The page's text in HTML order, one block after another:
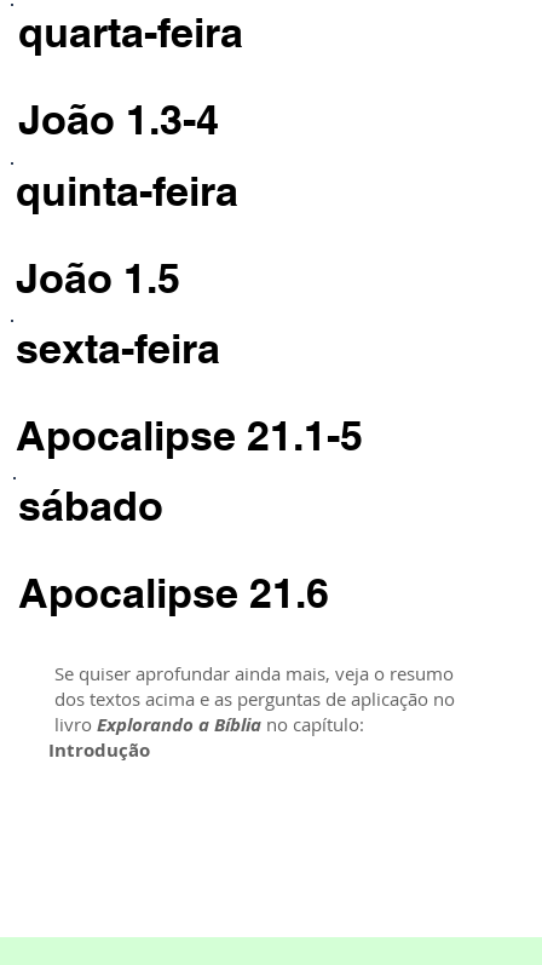
quarta-feira
João 1.3-4
quinta-feira
João 1.5
sexta-feira
Apocalipse 21.1-5
sábado
Apocalipse 21.6
Se quiser aprofundar ainda mais, veja o resumo
dos textos acima e as perguntas de aplicação no
livro Explorando a Bíbliano capítulo:
Introdução